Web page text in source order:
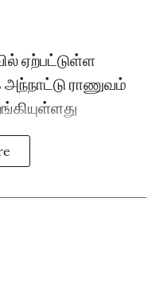
ஏற்பட்டுள்ள
ராணுவம்